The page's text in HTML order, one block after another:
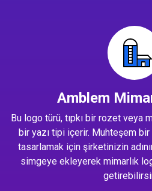
Amblem
Bu logo türü, tıpkı bir rozet veya
bir yazı tipi içerir. Muhteşem
tasarlamak için şirketinizin
simgeye ekleyerek mimarlık